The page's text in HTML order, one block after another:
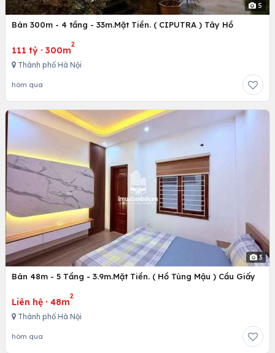
5
Bán 300m - 4 tầng - 33m.Mặt Tiền. ( CIPUTRA ) Tây Hồ
111 tỷ · 300m
2
Thành phố Hà Nội
hôm qua
3
Bán 48m - 5 Tầng - 3.9m.Mặt Tiền. ( Hồ Tùng Mậu ) Cầu Giấy
Liên hệ · 48m
2
Thành phố Hà Nội
hôm qua